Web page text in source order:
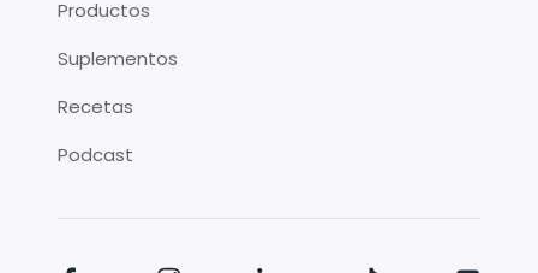
Productos
Suplementos
Recetas
Podcast